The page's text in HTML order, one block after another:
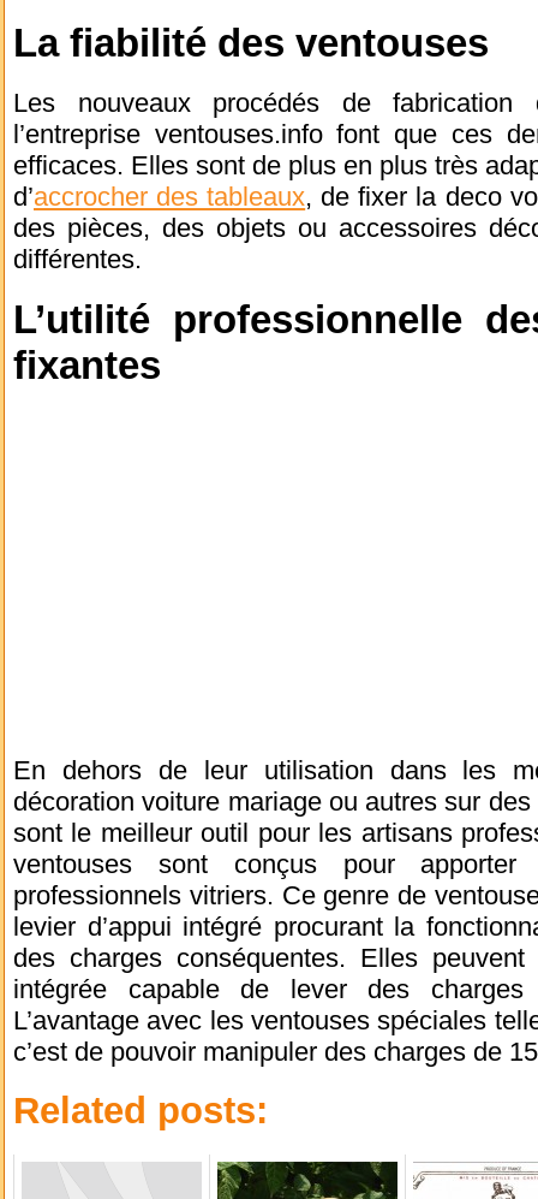
La fiabilité des ventouses
Les nouveaux procédés de fabrication
l’entreprise ventouses.info font que ces
efficaces. Elles sont de plus en plus très
d’accrocher des tableaux, de fixer la deco
des pièces, des objets ou accessoires
différentes.
L’utilité professionnelle
fixantes
En dehors de leur utilisation dans les
décoration voiture mariage ou autres sur
sont le meilleur outil pour les artisans
ventouses sont conçus pour
professionnels vitriers. Ce genre de
levier d’appui intégré procurant la
des charges conséquentes. Elles
intégrée capable de lever des charges
L’avantage avec les ventouses spéciales
c’est de pouvoir manipuler des charges de
Related posts: